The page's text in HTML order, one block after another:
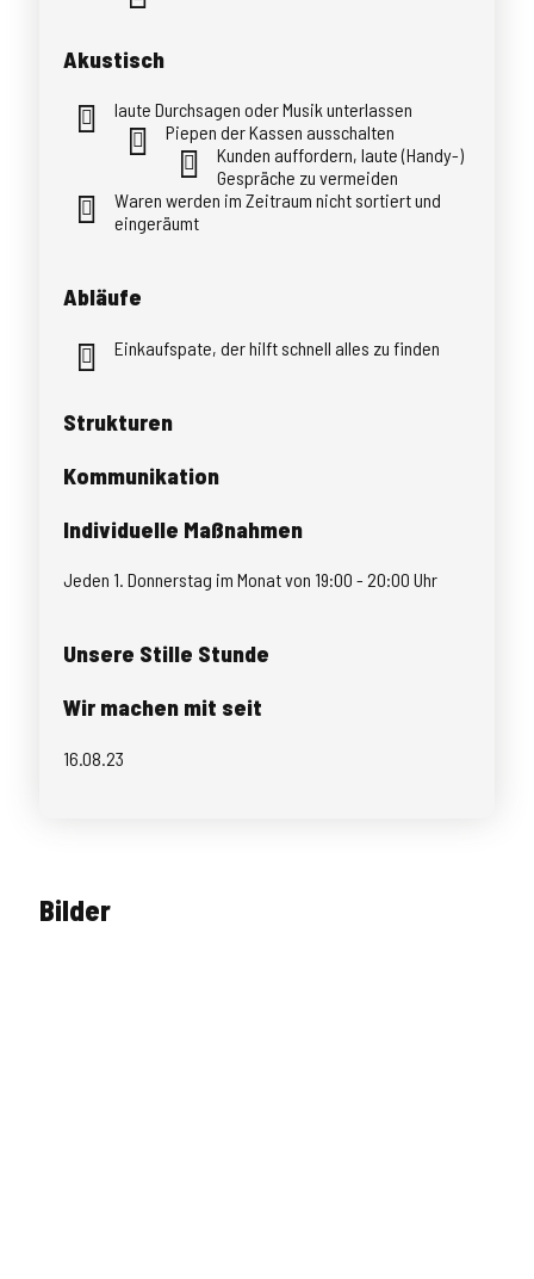
Akustisch
laute Durchsagen oder Musik unterlassen
Piepen der Kassen ausschalten
Kunden auffordern, laute (Handy-)
Gespräche zu vermeiden
Waren werden im Zeitraum nicht sortiert und
eingeräumt
Abläufe
Einkaufspate, der hilft schnell alles zu finden
Strukturen
Kommunikation
Individuelle Maßnahmen
Jeden 1. Donnerstag im Monat von 19:00 - 20:00 Uhr
Unsere Stille Stunde
Wir machen mit seit
16.08.23
Bilder